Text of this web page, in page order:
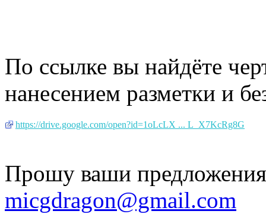
По ссылке вы найдёте
нанесением разметки и
https://drive.google.com/open?id=1oLcLX ... L_X7KcRg8G
Прошу ваши предложения
micgdragon@gmail.com